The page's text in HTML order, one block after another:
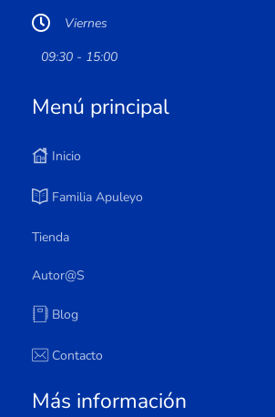
Viernes
09:30 - 15:00
Menú principal
Inicio
Familia Apuleyo
Tienda
Autor@s
Blog
Contacto
Más información